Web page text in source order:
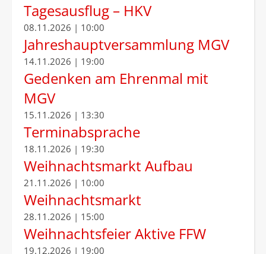
Tagesausflug – HKV
08.11.2026 | 10:00
Jahreshauptversammlung MGV
14.11.2026 | 19:00
Gedenken am Ehrenmal mit
MGV
15.11.2026 | 13:30
Terminabsprache
18.11.2026 | 19:30
Weihnachtsmarkt Aufbau
21.11.2026 | 10:00
Weihnachtsmarkt
28.11.2026 | 15:00
Weihnachtsfeier Aktive FFW
19.12.2026 | 19:00